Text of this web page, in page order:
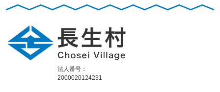
法人番号：
2000020124231